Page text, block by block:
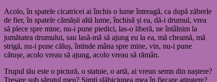
Acolo, în spatele cicatricei ai închis o lume întreagă, ca după zăbrele
de fier, în spatele cămășii altă lume, închisă și ea, dă-i drumul, vrea
să plece spre mine, nu-i pune piedici, las-o liberă, ne întâlnim la
jumătatea drumului, sau lasă-mă să ajung eu la ea, mă cheamă, mă
strigă, nu-i pune căluș, întinde mâna spre mine, vin, nu-i pune
cătușe, acolo vreau să ajung, acolo vreau să rămân.
Trupul tău este o pictură, o statuie, o artă, ai vreun semn din naștere?
Tresare sub sărutul meu? Simți slăbiciunea mea în fiecare atingere?